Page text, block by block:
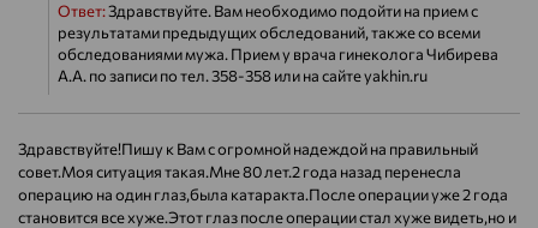
Ответ:Здравствуйте. Вам необходимо подойти на прием с
результатами предыдущих обследований, также со всеми
обследованиями мужа. Прием у врача гинеколога Чибирева
А.А. по записи по тел. 358-358 или на сайте yakhin.ru
Здравствуйте!Пишу к Вам с огромной надеждой на правильный
совет.Моя ситуация такая.Мне 80 лет.2 года назад перенесла
операцию на один глаз,была катаракта.После операции уже 2 года
становится все хуже.Этот глаз после операции стал хуже видеть,но и